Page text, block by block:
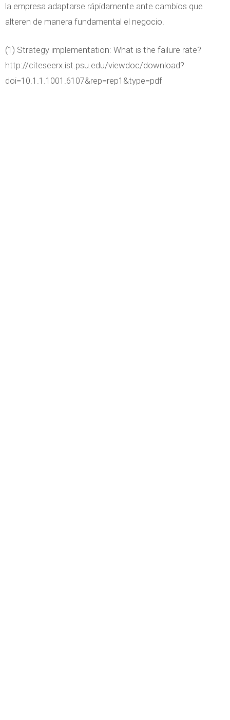
la empresa adaptarse rápidamente ante cambios que
alteren de manera fundamental el negocio.
(1) Strategy implementation: What is the failure rate?
http://citeseerx.ist.psu.edu/viewdoc/download?
doi=10.1.1.1001.6107&rep=rep1&type=pdf